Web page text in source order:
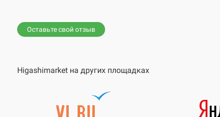
Оставьте свой отзыв
Higashimarket на других площадках